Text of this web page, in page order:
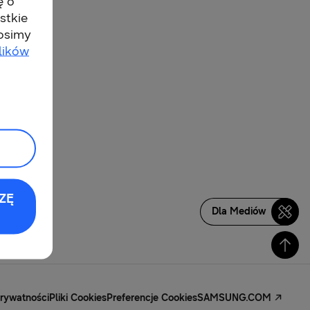
Dla Mediów
Pliki CookiesPreferencje CookiesSAMSUNG.COM